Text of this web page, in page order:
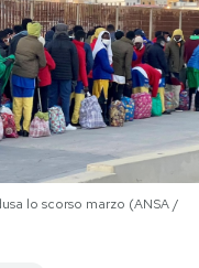
lo scorso marzo (ANSA /